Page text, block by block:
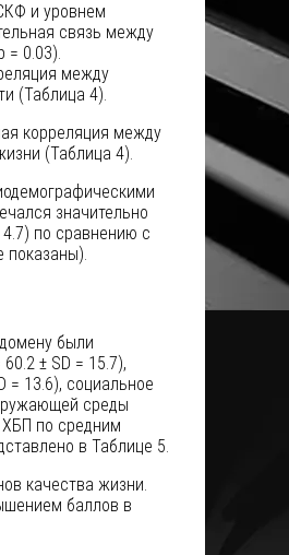
и уровнем
связь между
= 0.03).
между
(Таблица 4).
корреляция между
(Таблица 4).
значительно
по сравнению с
показаны).
были
± SD = 15.7),
= 13.6), социальное
среды
ХБП по средним
в Таблице 5.
качества жизни.
баллов в